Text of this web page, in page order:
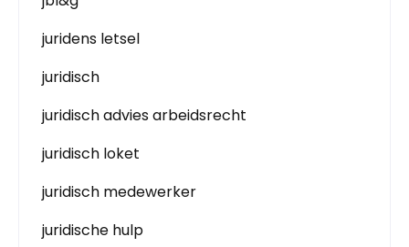
juridens letsel
juridisch
juridisch advies arbeidsrecht
juridisch loket
juridisch medewerker
juridische hulp